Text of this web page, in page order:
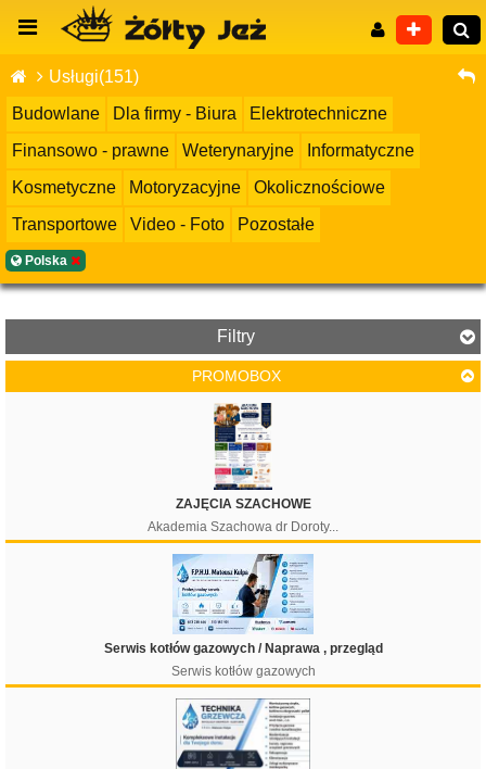
Usługi(151)
Budowlane
Dla firmy - Biura
Elektrotechniczne
Finansowo - prawne
Weterynaryjne
Informatyczne
Kosmetyczne
Motoryzacyjne
Okolicznościowe
Transportowe
Video - Foto Pozostałe
Polska
Filtry
Filtruj
PROMOBOX
ZAJĘCIA SZACHOWE
Akademia Szachowa dr Doroty...
Serwis kotłów gazowych / Naprawa , przegląd
Serwis kotłów gazowych